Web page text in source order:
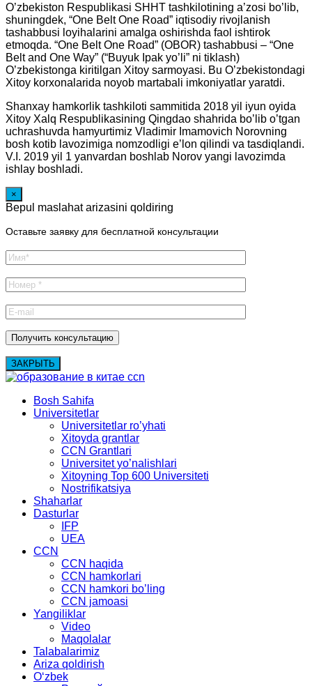
O’zbekiston Respublikasi SHHT tashkilotining a’zosi bo’lib,
shuningdek, “One Belt One Road” iqtisodiy rivojlanish
tashabbusi loyihalarini amalga oshirishda faol ishtirok
etmoqda. “One Belt One Road” (OBOR) tashabbusi – “One
Belt and One Way” (“Buyuk Ipak yo’li” ni tiklash)
O’zbekistonga kiritilgan Xitoy sarmoyasi. Bu O’zbekistondagi
Xitoy korxonalarida noyob martabali imkoniyatlar yaratdi.
Shanxay hamkorlik tashkiloti sammitida 2018 yil iyun oyida
Xitoy Xalq Respublikasining Qingdao shahrida bo’lib o’tgan
uchrashuvda hamyurtimiz Vladimir Imamovich Norovning
bosh kotib lavozimiga nomzodligi e’lon qilindi va tasdiqlandi.
V.I. 2019 yil 1 yanvardan boshlab Norov yangi lavozimda
ishlay boshladi.
×
Bepul maslahat arizasini qoldiring
Оставьте заявку для бесплатной консультации
ЗАКРЫТЬ
Bosh Sahifa
Universitetlar
Universitetlar ro’yhati
Xitoyda grantlar
CCN Grantlari
Universitet yo’nalishlari
Xitoyning Top 600 Universiteti
Nostrifikatsiya
Shaharlar
Dasturlar
IFP
UEA
CCN
CCN haqida
CCN hamkorlari
CCN hamkori bo’ling
CCN jamoasi
Yangiliklar
Video
Maqolalar
Talabalarimiz
Ariza qoldirish
Oʻzbek